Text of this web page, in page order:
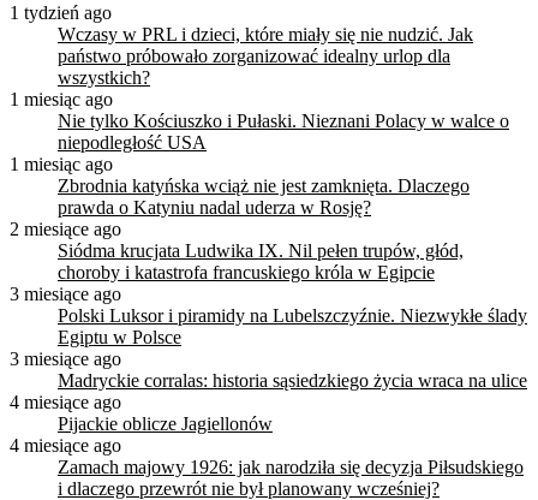
1 tydzień ago
Wczasy w PRL i dzieci, które miały się nie nudzić. Jak
państwo próbowało zorganizować idealny urlop dla
wszystkich?
1 miesiąc ago
Nie tylko Kościuszko i Pułaski. Nieznani Polacy w walce o
niepodległość USA
1 miesiąc ago
Zbrodnia katyńska wciąż nie jest zamknięta. Dlaczego
prawda o Katyniu nadal uderza w Rosję?
2 miesiące ago
Siódma krucjata Ludwika IX. Nil pełen trupów, głód,
choroby i katastrofa francuskiego króla w Egipcie
3 miesiące ago
Polski Luksor i piramidy na Lubelszczyźnie. Niezwykłe ślady
Egiptu w Polsce
3 miesiące ago
Madryckie corralas: historia sąsiedzkiego życia wraca na ulice
4 miesiące ago
Pijackie oblicze Jagiellonów
4 miesiące ago
Zamach majowy 1926: jak narodziła się decyzja Piłsudskiego
i dlaczego przewrót nie był planowany wcześniej?